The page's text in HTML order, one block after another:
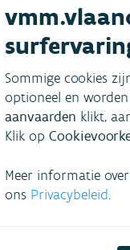
Sommige cookies
optioneel en
aanvaarden klikt,
Klik op
Meer informatie
ons Privacybeleid.